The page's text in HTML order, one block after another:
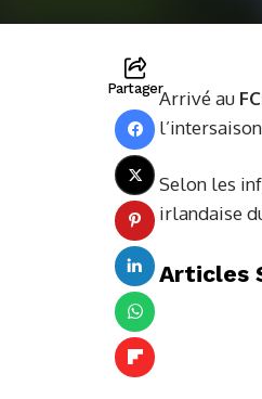
PartagerArrivé au
Selon les
irlandaise
Articles